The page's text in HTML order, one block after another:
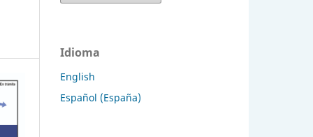
Idioma
English
Español (España)